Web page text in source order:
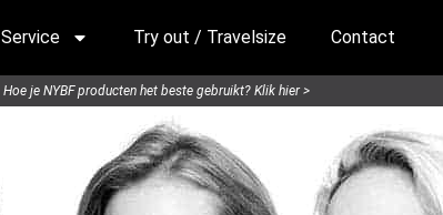
Service Try out / Travelsize Contact
Hoe je NYBF producten het beste gebruikt? Klik hier >